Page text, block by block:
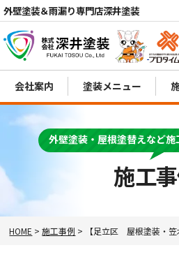
外壁塗装＆雨漏り専門店深井塗装
会社案内 塗装メニュー
施工
外壁塗装・屋根塗替えなど
HOME >施工事例 > 【足立区 屋根塗装・笠木板金